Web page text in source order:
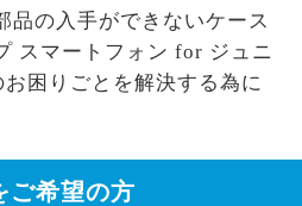
品の入手ができないケース
スマートフォン for ジュニ
困りごとを解決する為に
ご希望の方